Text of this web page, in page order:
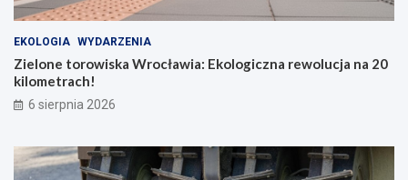
EKOLOGIA WYDARZENIA
Zielone torowiska Wrocławia: Ekologiczna rewolucja na 20
kilometrach!
6 sierpnia 2026